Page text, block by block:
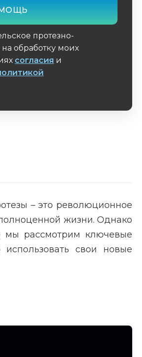
протезно-
обработку моих
согласия и
– это революционное
жизни. Однако
мы рассмотрим ключевые
свои новые